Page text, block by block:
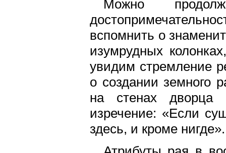
Можно
вспомнить о
изумрудных
увидим стремление
о создании земного
на стенах дворца
изречение: «Если
здесь, и кроме нигде».